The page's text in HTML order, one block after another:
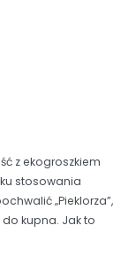
z ekogroszkiem
stosowania
„Pieklorza”,
kupna. Jak to